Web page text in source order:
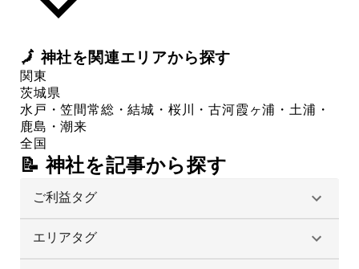
🗾神社を関連エリアから探す
関東
茨城県
水戸・笠間常総・結城・桜川・古河霞ヶ浦・土浦・
鹿島・潮来
全国
📝 神社を記事から探す
ご利益タグ
エリアタグ